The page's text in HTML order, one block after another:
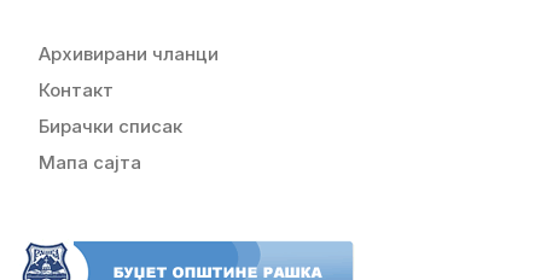
Архивирани чланци
Контакт
Бирачки списак
Мапа сајта